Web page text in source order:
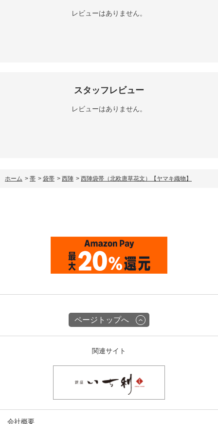
レビューはありません。
スタッフレビュー
レビューはありません。
ホーム > 帯 > 袋帯 > 西陣 > 西陣袋帯（北欧唐草花文）【ヤマキ織物】
ページトップへ
関連サイト
会社概要